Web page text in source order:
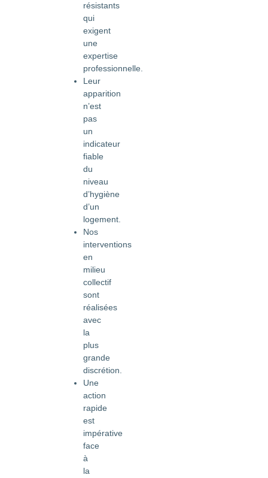
résistants
qui
exigent
une
expertise
professionnelle.
Leur
apparition
n’est
pas
un
indicateur
fiable
du
niveau
d’hygiène
d’un
logement.
Nos
interventions
en
milieu
collectif
sont
réalisées
avec
la
plus
grande
discrétion.
Une
action
rapide
est
impérative
face
à
la